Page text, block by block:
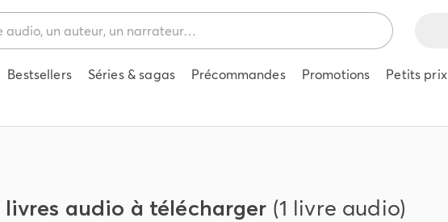
Bestsellers Séries & sagas Précommandes Promotions Petits prix
audio à télécharger (1 livre audio)